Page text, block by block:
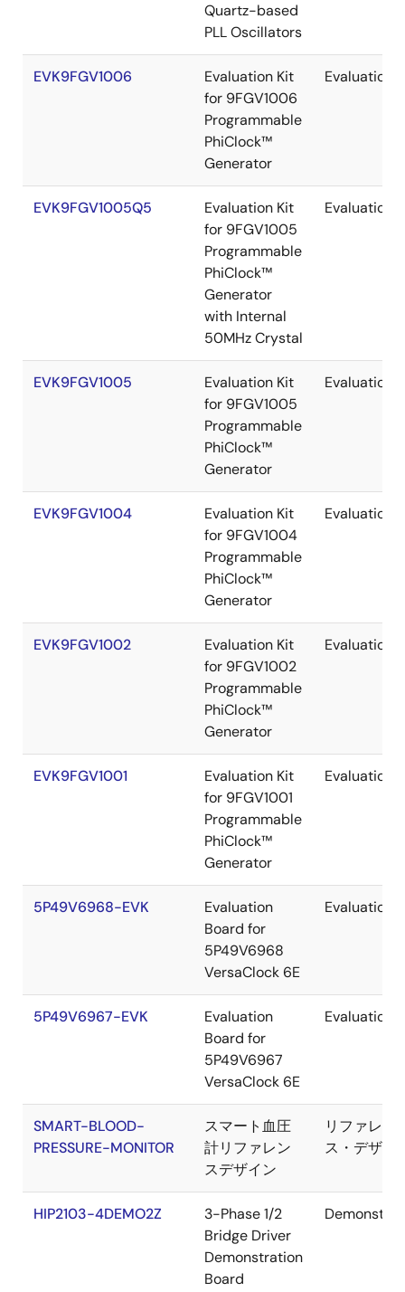
Quartz-based
PLL Oscillators
EVK9FGV1006
Evaluation Kit
for 9FGV1006
Programmable
PhiClock™
Generator
Evaluation
EVK9FGV1005Q5
Evaluation Kit
for 9FGV1005
Programmable
PhiClock™
Generator
with Internal
50MHz Crystal
Evaluation
EVK9FGV1005
Evaluation Kit
for 9FGV1005
Programmable
PhiClock™
Generator
Evaluation
EVK9FGV1004
Evaluation Kit
for 9FGV1004
Programmable
PhiClock™
Generator
Evaluation
EVK9FGV1002
Evaluation Kit
for 9FGV1002
Programmable
PhiClock™
Generator
Evaluation
EVK9FGV1001
Evaluation Kit
for 9FGV1001
Programmable
PhiClock™
Generator
Evaluation
5P49V6968-EVK
Evaluation
Board for
5P49V6968
VersaClock 6E
Evaluation
5P49V6967-EVK
Evaluation
Board for
5P49V6967
VersaClock 6E
Evaluation
SMART-BLOOD-
PRESSURE-MONITOR
スマート血圧
計リファレン
スデザイン
リファレン
ス・デザイ
HIP2103-4DEMO2Z
3-Phase 1/2
Bridge Driver
Demonstration
Board